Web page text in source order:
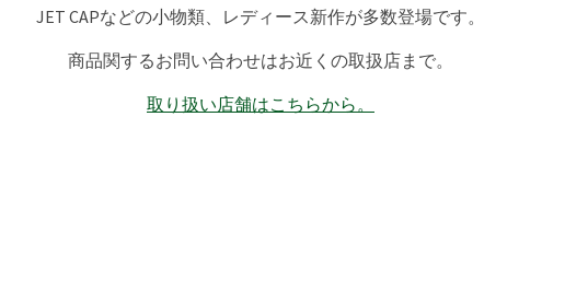
JET CAPなどの小物類、レディース新作が多数登場です。
商品関するお問い合わせはお近くの取扱店まで。
取り扱い店舗はこちらから。